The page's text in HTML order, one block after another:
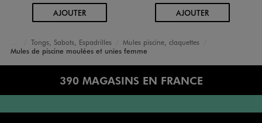
AJOUTERAU PANIER AJOUTERAU PANIER
Accueil
Femme
Chaussures
Tongs, Sabots, Espadrilles
Mules piscine, claquettes
Mules de piscine moulées et unies femme
390 MAGASINS EN FRANCE